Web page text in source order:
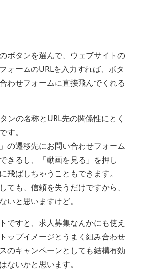
ボタンを選んで、ウェブサイトの
ォームのURLを入力すれば、ボタ
わせフォームに直接飛んでくれる
ンの名称とURL先の関係性にとく
す。
の遷移先にお問い合わせフォーム
きるし、「動画を見る」を押し
飛ばしちゃうこともできます。
ても、信頼を失うだけですから、
いと思いますけど。
ですと、求人募集なんかにも使え
ップイメージとうまく組み合わせ
のキャンペーンとしても結構有効
ないかと思います。